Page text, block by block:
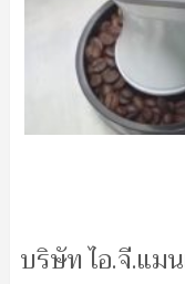
บริษัท ไอ.จี.แม